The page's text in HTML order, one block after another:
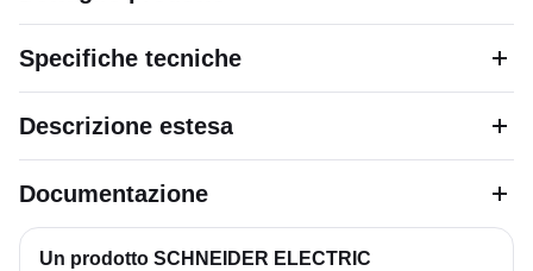
Specifiche tecniche
Descrizione estesa
Documentazione
Un prodotto SCHNEIDER ELECTRIC